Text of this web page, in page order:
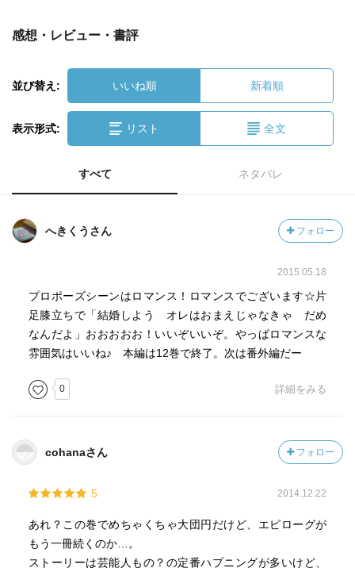
感想・レビュー・書評
並び替え: いいね順 新着順
表示形式: リスト 全文
すべて ネタバレ
へきくうさん フォロー
2015.05.18
プロポーズシーンはロマンス！ロマンスでございます☆片
足膝立ちで「結婚しよう オレはおまえじゃなきゃ だめ
なんだよ」おおおおお！いいぞいいぞ。やっぱロマンスな
雰囲気はいいね♪ 本編は12巻で終了。次は番外編だー
0 詳細をみる
cohanaさん フォロー
5 2014.12.22
あれ？この巻でめちゃくちゃ大団円だけど、エピローグが
もう一冊続くのか…。
ストーリーは芸能人もの？の定番ハプニングが多いけど、